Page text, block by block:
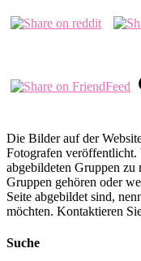
Die Bilder auf der
Fotografen veröffentlicht.
abgebildeten Gruppen zu
Gruppen gehören oder
Seite abgebildet sind,
möchten. Kontaktieren
Suche